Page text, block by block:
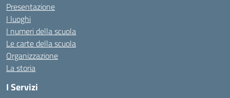
Presentazione
I luoghi
I numeri della scuola
Le carte della scuola
Organizzazione
La storia
I Servizi